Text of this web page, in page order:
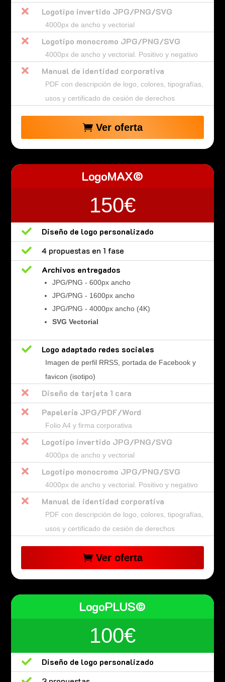
 Logotipo invertido JPG/PNG/SVG
4000px de ancho y vectorial
 Logotipo monocromo JPG/PNG/SVG
4000px de ancho y vectorial. Positivo y negativo
 Manual de identidad corporativa
PDF con descripción de logo, colores, tipografías,
usos y certificado de cesión de derechos
Ver oferta
LogoMAX©
150€

Diseño de logo personalizado

4 propuestas en 1 fase

Archivos entregados
JPG/PNG - 600px ancho
JPG/PNG - 1600px ancho
JPG/PNG - 4000px ancho (4K)
SVG Vectorial
 Logo adaptado redes sociales
Imagen de perfil RRSS, portada de Facebook y
favicon (isotipo)

Diseño de tarjeta 1 cara

Papelería JPG/PDF/Word
Folio A4 y firma corporativa
 Logotipo invertido JPG/PNG/SVG
4000px de ancho y vectorial
 Logotipo monocromo JPG/PNG/SVG
4000px de ancho y vectorial. Positivo y negativo
 Manual de identidad corporativa
PDF con descripción de logo, colores, tipografías,
usos y certificado de cesión de derechos
Ver oferta
LogoPLUS©
100€

Diseño de logo personalizado